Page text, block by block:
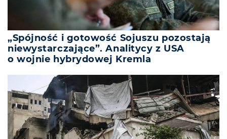
„Spójność i gotowość Sojuszu pozostają
niewystarczające”. Analitycy z USA
o wojnie hybrydowej Kremla